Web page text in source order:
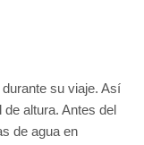
su viaje. Así
altura. Antes del
de agua en